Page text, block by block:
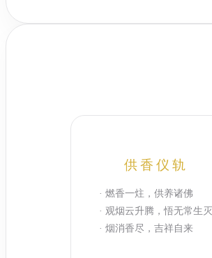
供香仪轨
· 燃香一炷，供养诸佛
· 观烟云升腾，悟无常生灭
· 烟消香尽，吉祥自来